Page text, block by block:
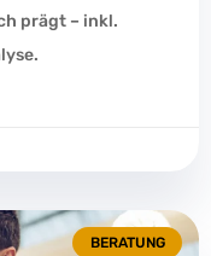
prägt – inkl.
BERATUNG